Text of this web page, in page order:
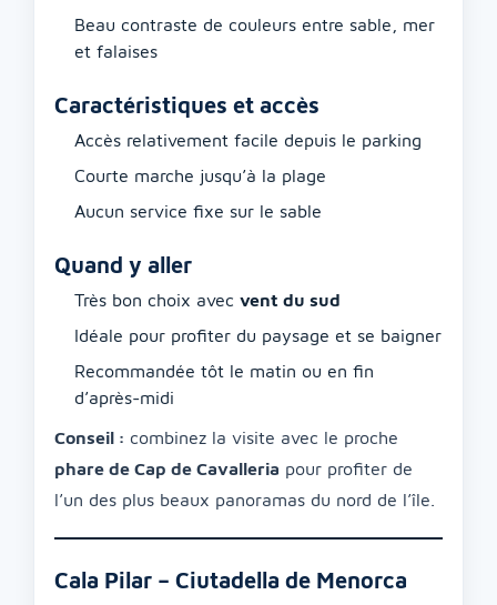
Beau contraste de couleurs entre sable, mer
et falaises
Caractéristiques et accès
Accès relativement facile depuis le parking
Courte marche jusqu’à la plage
Aucun service fixe sur le sable
Quand y aller
Très bon choix avec vent du sud
Idéale pour profiter du paysage et se baigner
Recommandée tôt le matin ou en fin
d’après-midi
Conseil : combinez la visite avec le proche
phare de Cap de Cavalleria pour profiter de
l’un des plus beaux panoramas du nord de l’île.
Cala Pilar – Ciutadella de Menorca